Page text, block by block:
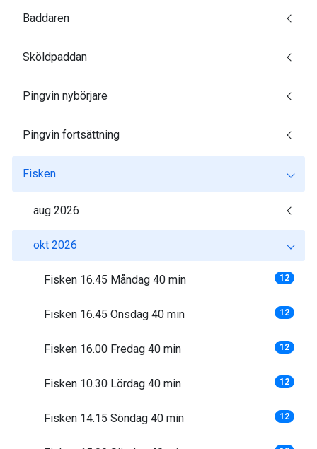
Baddaren
Sköldpaddan
Pingvin nybörjare
Pingvin fortsättning
Fisken
aug 2026
okt 2026
Fisken 16.45 Måndag 40 min 12
Fisken 16.45 Onsdag 40 min 12
Fisken 16.00 Fredag 40 min 12
Fisken 10.30 Lördag 40 min 12
Fisken 14.15 Söndag 40 min 12